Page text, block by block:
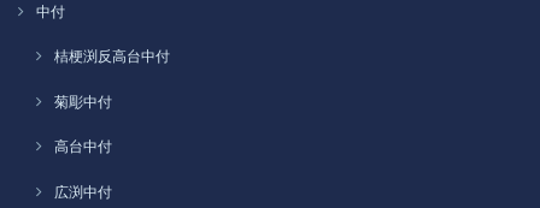
中付
桔梗渕反高台中付
菊彫中付
高台中付
広渕中付